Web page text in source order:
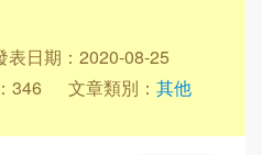
表日期：2020-08-25
346 文章類別： 其他